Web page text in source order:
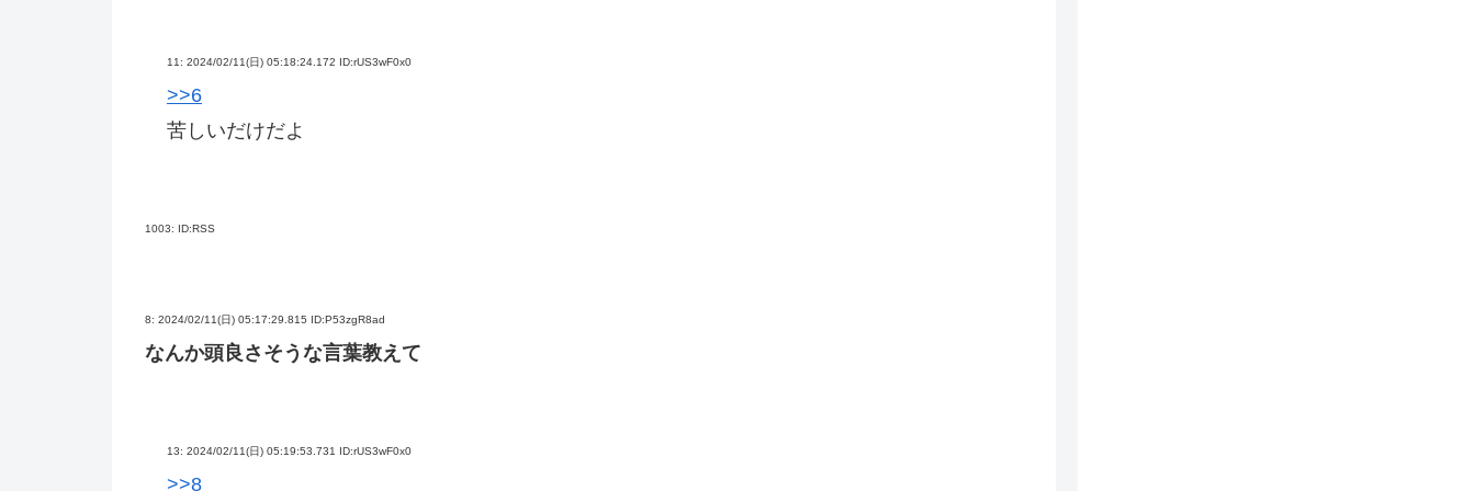
11: 2024/02/11(日) 05:18:24.172 ID:rUS3wF0x0
>>6
苦しいだけだよ
1003: ID:RSS
8: 2024/02/11(日) 05:17:29.815 ID:P53zgR8ad
なんか頭良さそうな言葉教えて
13: 2024/02/11(日) 05:19:53.731 ID:rUS3wF0x0
>>8